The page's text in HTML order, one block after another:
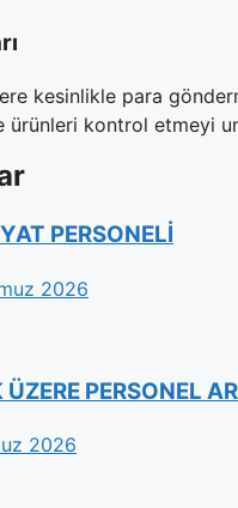
kesinlikle para
ürünleri kontrol etmeyi
PERSONELİ
2026
PERSONEL
2026